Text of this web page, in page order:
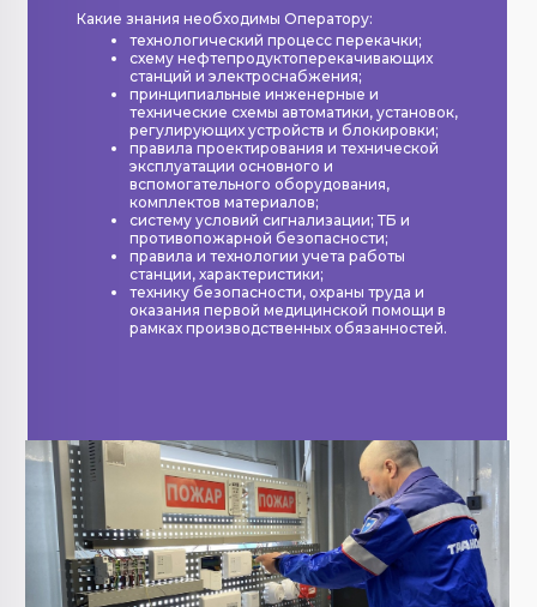
Какие знания необходимы Оператору:
технологический процесс перекачки;
схему нефтепродуктоперекачивающих
станций и электроснабжения;
принципиальные инженерные и
технические схемы автоматики, установок,
регулирующих устройств и блокировки;
правила проектирования и технической
эксплуатации основного и
вспомогательного оборудования,
комплектов материалов;
систему условий сигнализации; ТБ и
противопожарной безопасности;
правила и технологии учета работы
станции, характеристики;
технику безопасности, охраны труда и
оказания первой медицинской помощи в
рамках производственных обязанностей.